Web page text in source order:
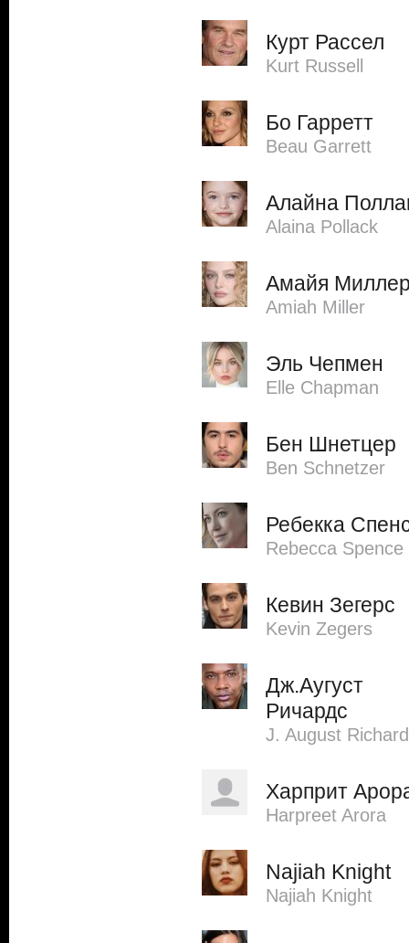
Курт Рассел
Kurt Russell
Бо Гарретт
Beau Garrett
Алайна
Alaina Pollack
Амайя
Amiah Miller
Эль Чепмен
Elle Chapman
Бен Шнетцер
Ben Schnetzer
Ребекка
Rebecca Spence
Кевин Зегерс
Kevin Zegers
Дж.Аугуст
Ричардс
J. August
Харприт
Harpreet Arora
Najiah Knight
Najiah Knight